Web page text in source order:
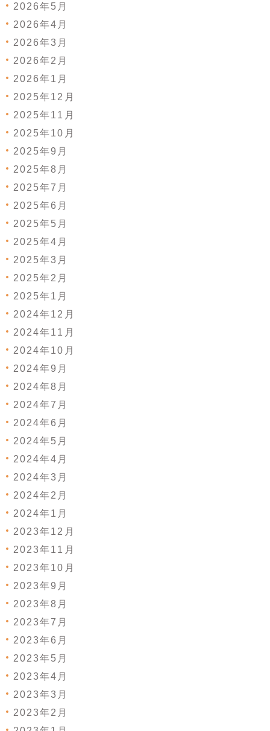
2026年5月
2026年4月
2026年3月
2026年2月
2026年1月
2025年12月
2025年11月
2025年10月
2025年9月
2025年8月
2025年7月
2025年6月
2025年5月
2025年4月
2025年3月
2025年2月
2025年1月
2024年12月
2024年11月
2024年10月
2024年9月
2024年8月
2024年7月
2024年6月
2024年5月
2024年4月
2024年3月
2024年2月
2024年1月
2023年12月
2023年11月
2023年10月
2023年9月
2023年8月
2023年7月
2023年6月
2023年5月
2023年4月
2023年3月
2023年2月